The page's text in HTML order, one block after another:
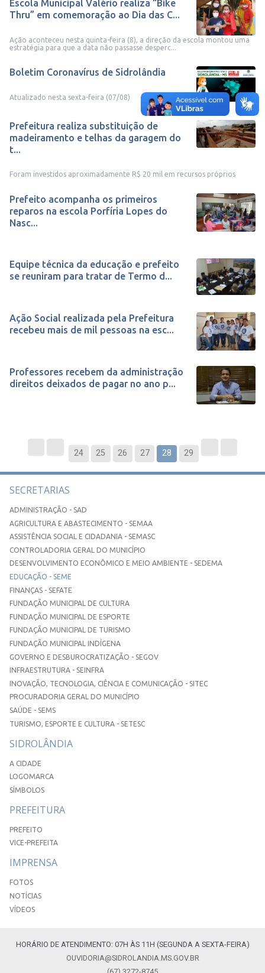
Escola Municipal Valério realiza “Bike
Thru” em comemoração ao Dia das C...
Ação aconteceu nesta quinta-feira (8), a direção da escola montou uma
estratégia para que a data não passasse desperc...
Boletim Coronavírus de Sidrolândia
Atualizado nesta sexta-feira (07/08)
Prefeitura realiza substituição de
madeiramento e telhas da garagem do
t...
Foram investidos aproximadamente R$ 20 mil em recursos próprios
Prefeito acompanha os primeiros
reparos na escola Porfíria Lopes do
Nasc...
Equipe técnica da educação e prefeito
se reuniram para tratar de Termo d...
Ação Social realizada pela Prefeitura
recebeu mais de mil pessoas na esc...
Professores recebem da administração
direitos deixados de pagar no ano p...
24 25 26 27 28 29
SECRETARIAS
ADMINISTRAÇÃO - SAD
AGRICULTURA E ABASTECIMENTO - SEMAA
ASSISTÊNCIA SOCIAL E CIDADANIA - SEMASC
CONTROLADORIA GERAL DO MUNICÍPIO
DESENVOLVIMENTO ECONÔMICO E MEIO AMBIENTE - SEDEMA
EDUCAÇÃO - SEME
FINANÇAS - SEFATE
FUNDAÇÃO MUNICIPAL DE CULTURA
FUNDAÇÃO MUNICIPAL DE ESPORTE
FUNDAÇÃO MUNICIPAL DE TURISMO
FUNDAÇÃO MUNICIPAL INDÍGENA
GOVERNO E DESBUROCRATIZAÇÃO - SEGOV
INFRAESTRUTURA - SEINFRA
INOVAÇÃO, TECNOLOGIA, CIÊNCIA E COMUNICAÇÃO - SITEC
PROCURADORIA GERAL DO MUNICÍPIO
SAÚDE - SEMS
TURISMO, ESPORTE E CULTURA - SETESC
SIDROLÂNDIA
A CIDADE
LOGOMARCA
SÍMBOLOS
PREFEITURA
PREFEITO
VICE-PREFEITA
IMPRENSA
FOTOS
NOTÍCIAS
VÍDEOS
HORÁRIO DE ATENDIMENTO: 07H ÀS 11H (SEGUNDA A SEXTA-FEIRA)
OUVIDORIA@SIDROLANDIA.MS.GOV.BR